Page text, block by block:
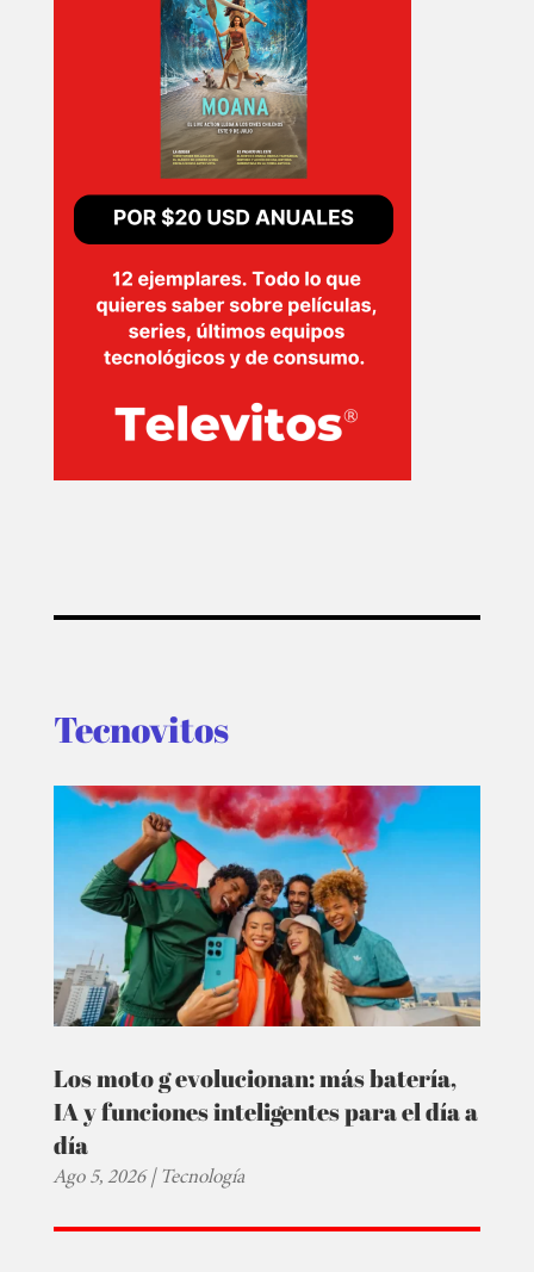
INICIO
PELICULAS
SERIES
TECNOVITOS
T-
Tecnovitos
Los moto g evolucionan: más batería,
IA y funciones inteligentes para el día a
día
Ago 5, 2026|Tecnología